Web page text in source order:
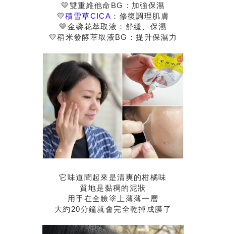
💛雙重維他命BG：加強保濕
💛積雪草CICA ：修復調理肌膚
💛金盞花萃取液：舒緩、保濕
💛稻米發酵萃取液BG：提升保濕力
它味道聞起來是清爽的柑橘味
質地是黏稠的泥狀
用手在全臉塗上薄薄一層
大約20分鐘就會完全乾掉成膜了